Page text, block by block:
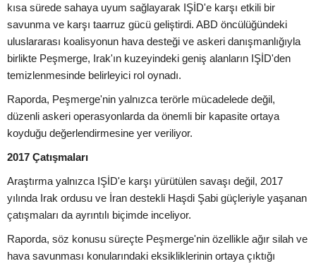
kısa sürede sahaya uyum sağlayarak IŞİD'e karşı etkili bir
savunma ve karşı taarruz gücü geliştirdi. ABD öncülüğündeki
uluslararası koalisyonun hava desteği ve askeri danışmanlığıyla
birlikte Peşmerge, Irak'ın kuzeyindeki geniş alanların IŞİD'den
temizlenmesinde belirleyici rol oynadı.
Raporda, Peşmerge'nin yalnızca terörle mücadelede değil,
düzenli askeri operasyonlarda da önemli bir kapasite ortaya
koyduğu değerlendirmesine yer veriliyor.
2017 Çatışmaları
Araştırma yalnızca IŞİD'e karşı yürütülen savaşı değil, 2017
yılında Irak ordusu ve İran destekli Haşdi Şabi güçleriyle yaşanan
çatışmaları da ayrıntılı biçimde inceliyor.
Raporda, söz konusu süreçte Peşmerge'nin özellikle ağır silah ve
hava savunması konularındaki eksikliklerinin ortaya çıktığı